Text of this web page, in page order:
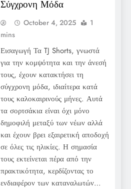
Σύγχρονη Μόδα
October 4, 2025
1
mins
Εισαγωγή Τα TJ Shorts, γνωστά
για την κομψότητα και την άνεσή
τους, έχουν κατακτήσει τη
σύγχρονη μόδα, ιδιαίτερα κατά
τους καλοκαιρινούς μήνες. Αυτά
τα σορτσάκια είναι όχι μόνο
δημοφιλή μεταξύ των νέων αλλά
και έχουν βρει εξαιρετική αποδοχή
σε όλες τις ηλικίες. Η σημασία
τους εκτείνεται πέρα από την
πρακτικότητα, κερδίζοντας το
ενδιαφέρον των καταναλωτών…